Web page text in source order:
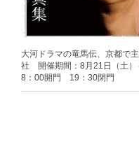
大河ドラマの竜馬伝、京都で
社 開催期間：8月21日（土）
8：00開門 19：30閉門